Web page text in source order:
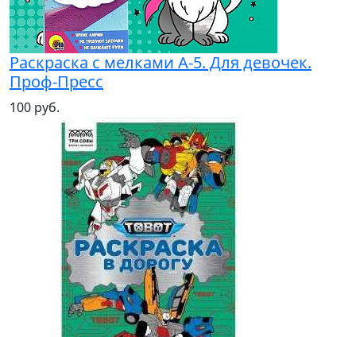
Раскраска с мелками А-5. Для девочек.
Проф-Пресс
100 руб.